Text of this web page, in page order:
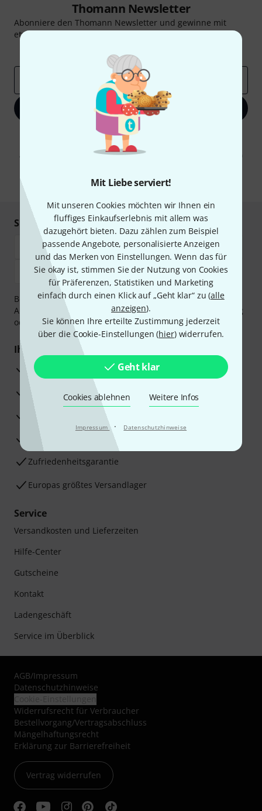
Mit Liebe serviert!
Mit unseren Cookies möchten wir Ihnen ein
fluffiges Einkaufserlebnis mit allem was
dazugehört bieten. Dazu zählen zum Beispiel
passende Angebote, personalisierte Anzeigen
und das Merken von Einstellungen. Wenn das für
Sie okay ist, stimmen Sie der Nutzung von Cookies
für Präferenzen, Statistiken und Marketing
einfach durch einen Klick auf „Geht klar“ zu (alle
anzeigen).
Sie können Ihre erteilte Zustimmung jederzeit
über die Cookie-Einstellungen (hier) widerrufen.
Geht klar
Cookies ablehnen Weitere Infos
Impressum · Datenschutzhinweise
Thomann Newsletter
Abonniere den Thomann Newsletter und gewinne mit
etwas Glück einen von50 Gutscheinenüber jeweils50€!
Jetzt anmelden
Mit Klick auf „Jetzt anmelden“ stimmen Sie dem Erhalt von E-Mail-
Werbung und einer Messung des E-Mail-Nutzungsverhaltens zu. Die
Abmeldung ist jederzeit möglich. Weitere Informationen finden Sie in
* Pflichtfeld
Sicher einkaufen & bezahlen
Bezahlen Sie vertraulich und sicher per Vorkasse, PayPal,
Amazon Pay, Klarna Sofort bezahlen
Klarna Ratenzahlung
oder Kreditkarte.
Ihre Vorteile
3 Jahre Thomann Garantie
30 Tage Money-Back-Garantie
Beratung durch Fachexperten
Zufriedenheitsgarantie
Europas größtes Versandlager
Service
Versandkosten und Lieferzeiten
Hilfe-Center
Gutscheine
Kontakt
Ladengeschäft
Service im Überblick
AGB/Impressum
Datenschutzhinweise
Widerrufsrecht für Verbraucher
Bestellvorgang/Vertragsabschluss
Mängelhaftungsrecht
Erklärung zur Barrierefreiheit
Vertrag widerrufen